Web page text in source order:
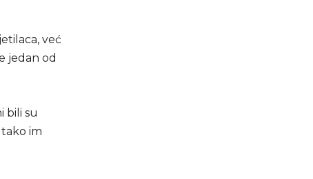
već
jedan od
bili su
im